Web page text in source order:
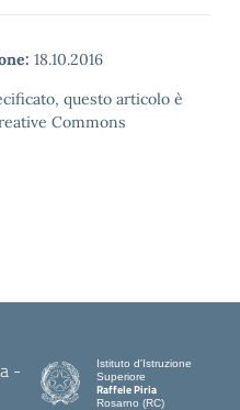
18.10.2016
questo articolo è
Commons
Istituto d'Istruzione
Superiore
Raffele Piria
Rosarno (RC)